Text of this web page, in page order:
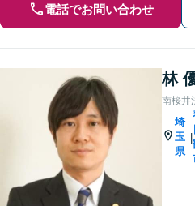
電話でお問い合わせ
林
南桜井
埼
玉
県
|